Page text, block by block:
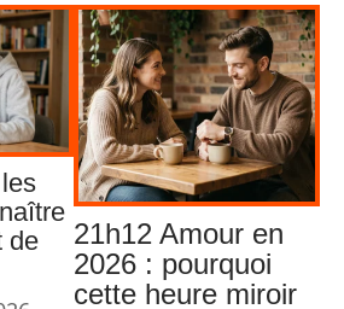
de
21h12 Amour en
2026 : pourquoi
cette heure miroir